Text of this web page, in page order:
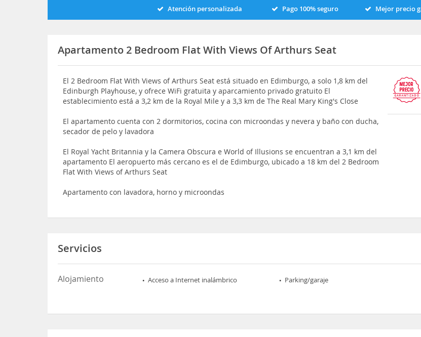
Atención personalizada Pago 100% seguro Mejor precio
Apartamento 2 Bedroom Flat With Views Of Arthurs Seat
El 2 Bedroom Flat With Views of Arthurs Seat está situado en Edimburgo, a solo 1,8 km del
Edinburgh Playhouse, y ofrece WiFi gratuita y aparcamiento privado gratuito El
establecimiento está a 3,2 km de la Royal Mile y a 3,3 km de The Real Mary King's Close
El apartamento cuenta con 2 dormitorios, cocina con microondas y nevera y baño con ducha,
secador de pelo y lavadora
El Royal Yacht Britannia y la Camera Obscura e World of Illusions se encuentran a 3,1 km del
apartamento El aeropuerto más cercano es el de Edimburgo, ubicado a 18 km del 2 Bedroom
Flat With Views of Arthurs Seat
Apartamento con lavadora, horno y microondas
Servicios
Alojamiento Acceso a Internet inalámbrico Parking/garaje